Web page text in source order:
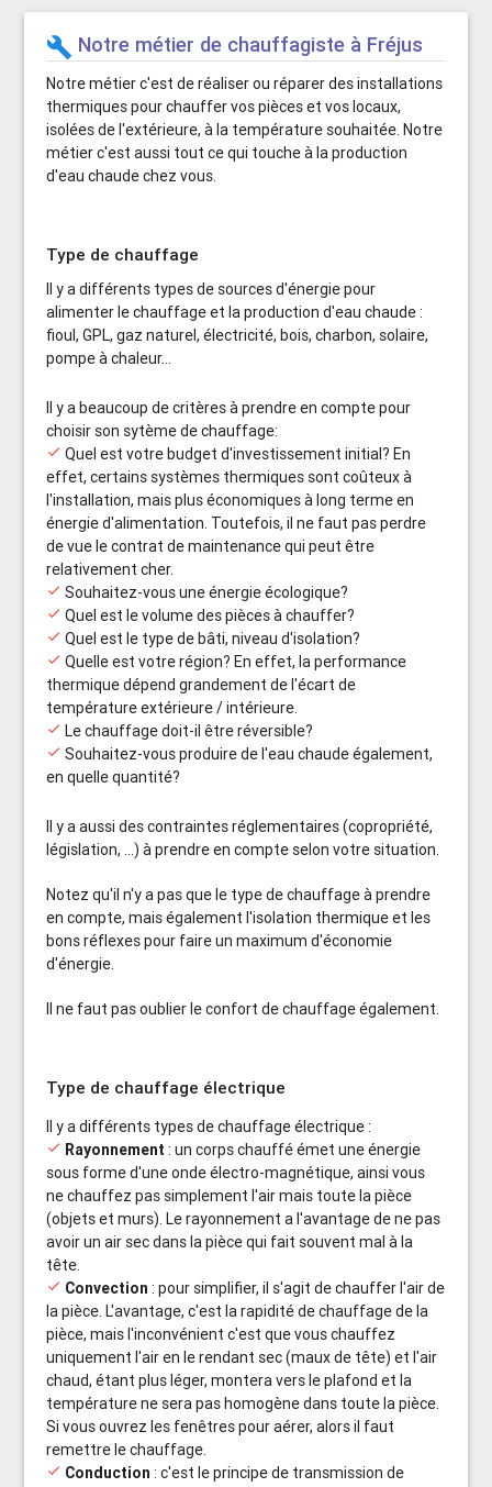
build Notre métier de chauffagiste à Fréjus
Notre métier c'est de réaliser ou réparer des installations
thermiques pour chauffer vos pièces et vos locaux,
isolées de l'extérieure, à la température souhaitée. Notre
métier c'est aussi tout ce qui touche à la production
d'eau chaude chez vous.
Type de chauffage
Il y a différents types de sources d'énergie pour
alimenter le chauffage et la production d'eau chaude :
fioul, GPL, gaz naturel, électricité, bois, charbon, solaire,
pompe à chaleur...
Il y a beaucoup de critères à prendre en compte pour
choisir son sytème de chauffage:
done Quel est votre budget d'investissement initial? En
effet, certains systèmes thermiques sont coûteux à
l'installation, mais plus économiques à long terme en
énergie d'alimentation. Toutefois, il ne faut pas perdre
de vue le contrat de maintenance qui peut être
relativement cher.
done Souhaitez-vous une énergie écologique?
done Quel est le volume des pièces à chauffer?
done Quel est le type de bâti, niveau d'isolation?
done Quelle est votre région? En effet, la performance
thermique dépend grandement de l'écart de
température extérieure / intérieure.
done Le chauffage doit-il être réversible?
done Souhaitez-vous produire de l'eau chaude également,
en quelle quantité?
Il y a aussi des contraintes réglementaires (copropriété,
législation, ...) à prendre en compte selon votre situation.
Notez qu'il n'y a pas que le type de chauffage à prendre
en compte, mais également l'isolation thermique et les
bons réflexes pour faire un maximum d'économie
d'énergie.
Il ne faut pas oublier le confort de chauffage également.
Type de chauffage électrique
Il y a différents types de chauffage électrique :
done Rayonnement : un corps chauffé émet une énergie
sous forme d'une onde électro-magnétique, ainsi vous
ne chauffez pas simplement l'air mais toute la pièce
(objets et murs). Le rayonnement a l'avantage de ne pas
avoir un air sec dans la pièce qui fait souvent mal à la
tête.
done Convection : pour simplifier, il s'agit de chauffer l'air de
la pièce. L'avantage, c'est la rapidité de chauffage de la
pièce, mais l'inconvénient c'est que vous chauffez
uniquement l'air en le rendant sec (maux de tête) et l'air
chaud, étant plus léger, montera vers le plafond et la
température ne sera pas homogène dans toute la pièce.
Si vous ouvrez les fenêtres pour aérer, alors il faut
remettre le chauffage.
done Conduction : c'est le principe de transmission de